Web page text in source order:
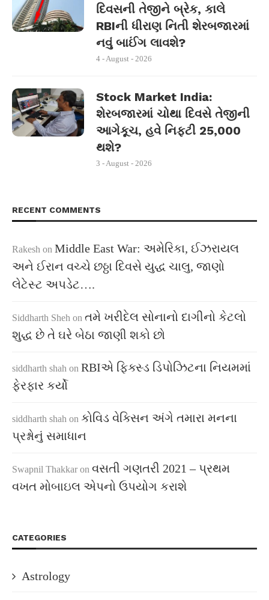
દિવસની તેજીને બ્રેક, કાલે
RBIની ધીરાણ નિતી શેરબજારમાં
નવું બાઈંગ લાવશે?
4 - August - 2026
Stock Market India:
શેરબજારમાં ચોથા દિવસે તેજીની
આગેકૂચ, હવે નિફ્ટી 25,000
થશે?
3 - August - 2026
RECENT COMMENTS
Rakesh on Middle East War: અમેરિકા, ઈઝરાયલ
અને ઈરાન વચ્ચે છઠ્ઠા દિવસે યુદ્ધ ચાલુ, જાણો
લેટેસ્ટ અપડેટ….
Siddharth Sheh on તમે ખરીદેલ સોનાનો દાગીનો કેટલો
શુદ્ધ છે તે ઘરે બેઠા જાણી શકો છો
siddharth shah on RBIએ ફિક્સ્ડ ડિપોઝિટના નિયમમાં
ફેરફાર કર્યો
siddharth shah on કોવિડ વેક્સિન અંગે તમારા મનના
પ્રશ્નોનું સમાધાન
Swapnil Thakkar on વસતી ગણતરી 2021 – પ્રથમ
વખત મોબાઇલ એપનો ઉપયોગ કરાશે
CATEGORIES
Astrology